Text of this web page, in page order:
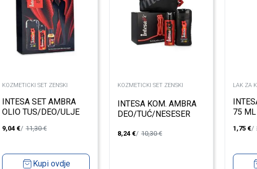
KOZMETICKI SET ZENSKI
INTESA SET AMBRA
OLIO TUS/DEO/ULJE
9,04 € 11,30€
Kupi ovdje
KOZMETICKI SET ZENSKI
INTESA KOM. AMBRA
DEO/TUĆ/NESESER
8,24 € 10,30€
LAK ZA
75 ML
1,75 €